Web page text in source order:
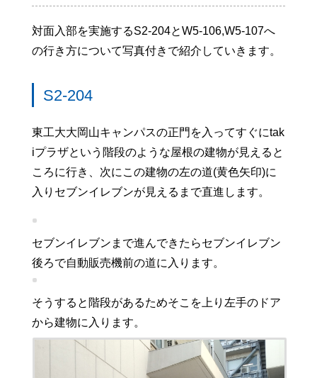
対面入部を実施するS2-204とW5-106,W5-107へ
の行き方について写真付きで紹介していきます。
S2-204
東工大大岡山キャンパスの正門を入ってすぐにtak
iプラザという階段のような屋根の建物が見えると
ころに行き、次にこの建物の左の道(黄色矢印)に
入りセブンイレブンが見えるまで直進します。